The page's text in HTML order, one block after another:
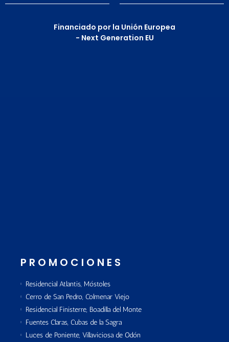
Financiado por la Unión Europea
- Next Generation EU
PROMOCIONES
Residencial Atlantis, Móstoles
Cerro de San Pedro, Colmenar Viejo
Residencial Finisterre, Boadilla del Monte
Fuentes Claras, Cubas de la Sagra
Luces de Poniente, Villaviciosa de Odón